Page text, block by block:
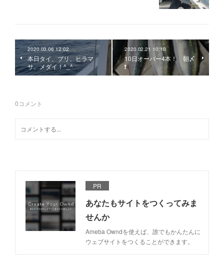
2020.03.06 12:02
本日タイ、ブリ、ヒラマ
サ、メダイ！^_^
2020.02.21 10:10
10日オーバー4本！ 朝〆
❗️
0コメント
PR
あなたもサイトをつくってみま
せんか
Ameba Owndを使えば、誰でもかんたんに
ウェブサイトをつくることができます。